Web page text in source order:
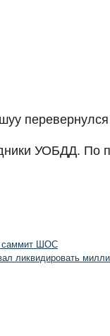
УОБДД.
саммит ШОС
ликвидировать